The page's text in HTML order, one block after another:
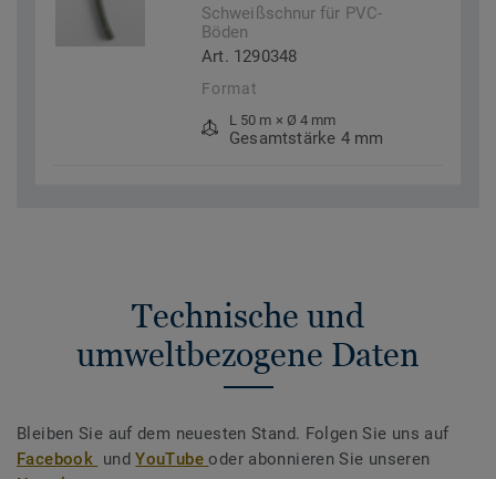
Schweißschnur für PVC-
Böden
Art. 1290348
Format
L 50 m × Ø 4 mm
Gesamtstärke 4 mm
Technische und
umweltbezogene Daten
Bleiben Sie auf dem neuesten Stand. Folgen Sie uns auf
Facebook undYouTubeoder abonnieren Sie unseren